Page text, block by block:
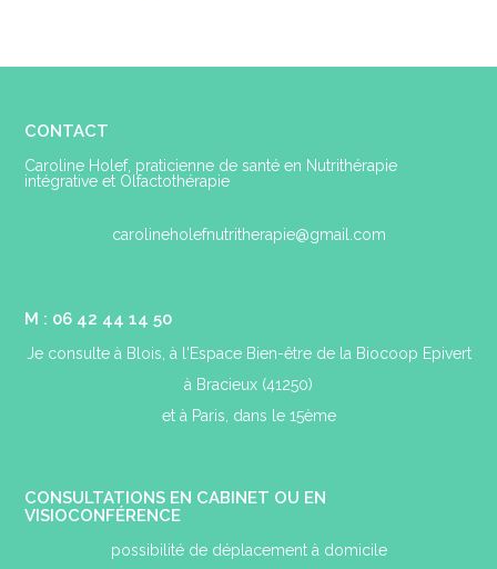
CONTACT
Caroline Holef, praticienne de santé en Nutrithérapie
intégrative et Olfactothérapie
carolineholefnutritherapie@gmail.com
M : 06 42 44 14 50
Je consulte à Blois, à l'Espace Bien-être de la Biocoop Epivert
à Bracieux (41250)
et à Paris, dans le 15ème
CONSULTATIONS EN CABINET OU EN
VISIOCONFÉRENCE
possibilité de déplacement à domicile